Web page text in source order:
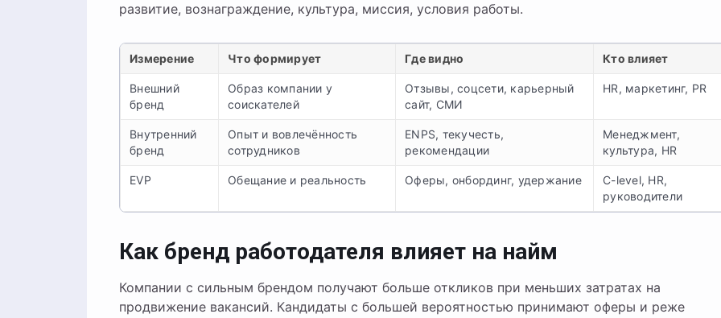
развитие, вознаграждение, культура, миссия, условия работы.
Измерение Что формирует Где видно Кто влияет
Внешний
бренд
Образ компании у
соискателей
Отзывы, соцсети, карьерный
сайт, СМИ
HR, маркетинг, PR
Внутренний
бренд
Опыт и вовлечённость
сотрудников
ENPS, текучесть,
рекомендации
Менеджмент,
культура, HR
EVP Обещание и реальность Оферы, онбординг, удержание
C-level, HR,
руководители
Как бренд работодателя влияет на найм
Компании с сильным брендом получают больше откликов при меньших затратах на
продвижение вакансий. Кандидаты с большей вероятностью принимают оферы и реже